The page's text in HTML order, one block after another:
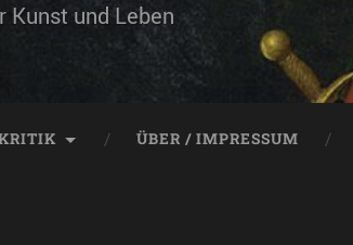
Kunst und Leben
ÜBER / IMPRESSUM